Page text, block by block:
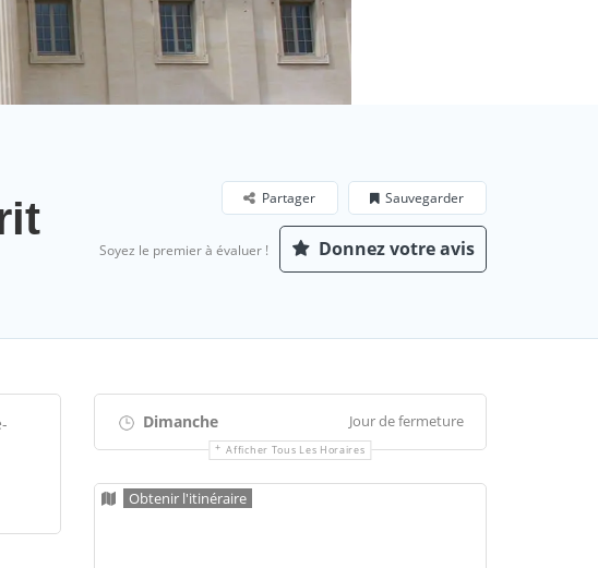
Sauvegarder
Partager
Soyez le premier à évaluer ! Donnez votre avis
Dimanche Jour de fermeture
Afficher Tous Les Horaires
Obtenir l'itinéraire